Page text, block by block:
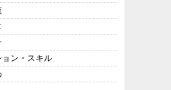
ン・スキル